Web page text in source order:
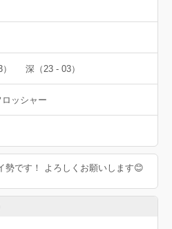
深（23 - 03）
ッシャー
勢です！ よろしくお願いします😊